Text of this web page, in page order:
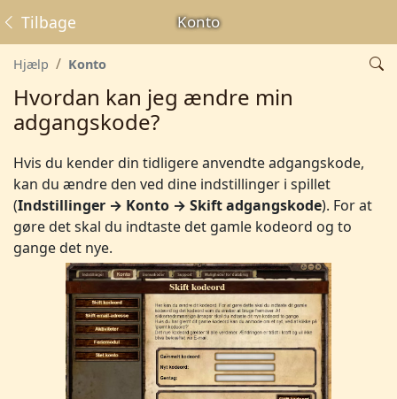
Konto
Tilbage
Hjælp Konto
Hvordan kan jeg ændre min
adgangskode?
Hvis du kender din tidligere anvendte adgangskode,
kan du ændre den ved dine indstillinger i spillet
(Indstillinger → Konto → Skift adgangskode). For at
gøre det skal du indtaste det gamle kodeord og to
gange det nye.